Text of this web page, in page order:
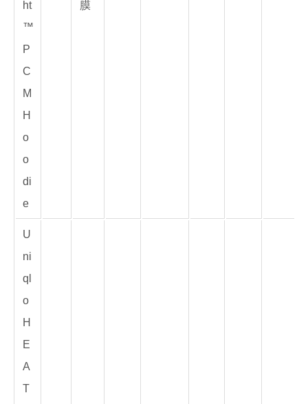
ht
™
P
C
M
H
o
o
di
e
膜
U
ni
ql
o
H
E
A
T